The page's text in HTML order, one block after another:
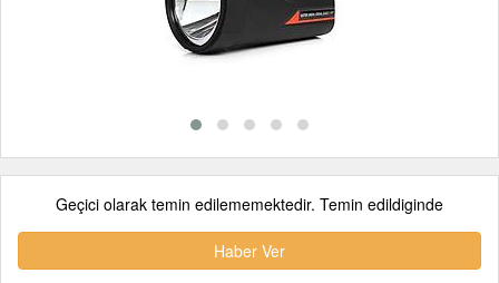
Geçici olarak temin edilememektedir. Temin edildiginde
Haber Ver